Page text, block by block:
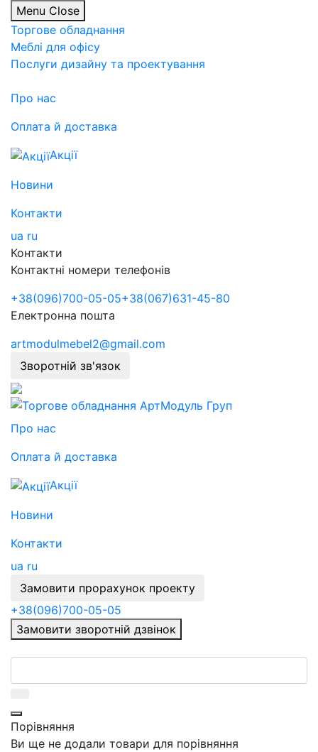
Menu Close
Торгове обладнання
Меблі для офісу
Послуги дизайну та проектування
Про нас
Оплата й доставка
Акції
Новини
Контакти
ua ru
Контакти
Контактні номери телефонів
+38(096)700-05-05+38(067)631-45-80
Електронна пошта
artmodulmebel2@gmail.com
Зворотній зв'язок
Про нас
Оплата й доставка
Акції
Новини
Контакти
ua ru
Замовити прорахунок проекту
+38(096)700-05-05
Замовити зворотній дзвінок
Порівняння
Ви ще не додали товари для порівняння